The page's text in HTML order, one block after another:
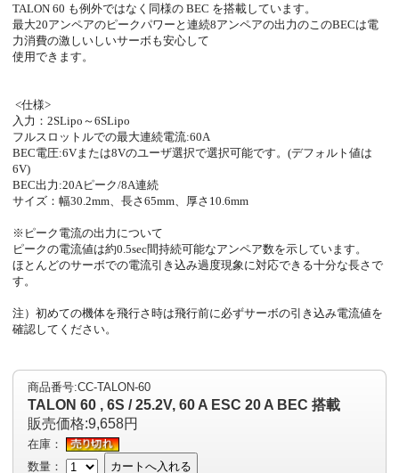
TALON 60 も例外ではなく同様の BEC を搭載しています。
最大20アンペアのピークパワーと連続8アンペアの出力のこのBECは電
力消費の激しいしいサーボも安心して
使用できます。
<仕様>
入力：2SLipo～6SLipo
フルスロットルでの最大連続電流:60A
BEC電圧:6Vまたは8Vのユーザ選択で選択可能です。(デフォルト値は
6V)
BEC出力:20Aピーク/8A連続
サイズ：幅30.2mm、長さ65mm、厚さ10.6mm
※ピーク電流の出力について
ピークの電流値は約0.5sec間持続可能なアンペア数を示しています。
ほとんどのサーボでの電流引き込み過度現象に対応できる十分な長さで
す。
注）初めての機体を飛行さ時は飛行前に必ずサーボの引き込み電流値を
確認してください。
商品番号:CC-TALON-60
TALON 60 , 6S / 25.2V, 60 A ESC 20 A BEC 搭載
販売価格:9,658円
在庫：
数量：
カートへ入れる